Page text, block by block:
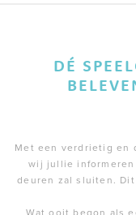
DÉ
Met een verdrietig en
wij jullie informeren
deuren zal sluiten. Dit
Wat ooit begon als